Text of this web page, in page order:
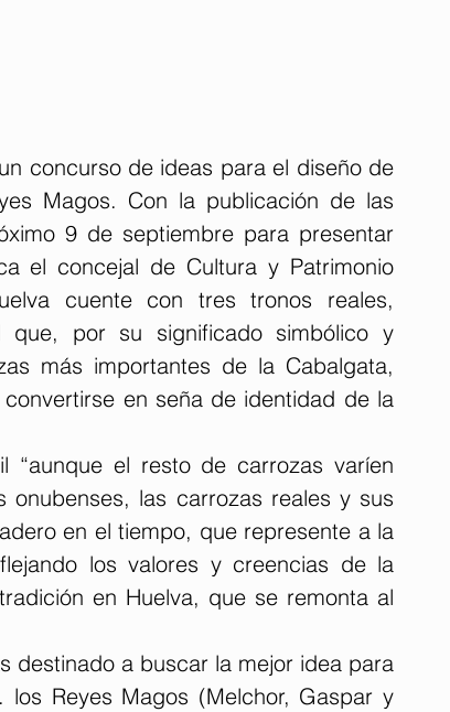
concurso de ideas para el diseño de
Magos. Con la publicación de las
9 de septiembre para presentar
el concejal de Cultura y Patrimonio
cuente con tres tronos reales,
que, por su significado simbólico y
más importantes de la Cabalgata,
en seña de identidad de la
“aunque el resto de carrozas varíen
las carrozas reales y sus
en el tiempo, que represente a la
los valores y creencias de la
en Huelva, que se remonta al
destinado a buscar la mejor idea para
. los Reyes Magos (Melchor, Gaspar y